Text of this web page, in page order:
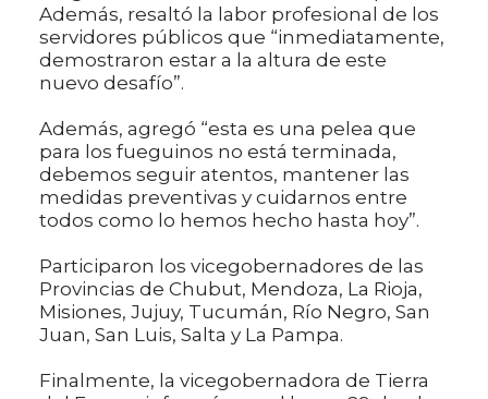
Además, resaltó la labor profesional de los
servidores públicos que “inmediatamente,
demostraron estar a la altura de este
nuevo desafío”.
Además, agregó “esta es una pelea que
para los fueguinos no está terminada,
debemos seguir atentos, mantener las
medidas preventivas y cuidarnos entre
todos como lo hemos hecho hasta hoy”.
Participaron los vicegobernadores de las
Provincias de Chubut, Mendoza, La Rioja,
Misiones, Jujuy, Tucumán, Río Negro, San
Juan, San Luis, Salta y La Pampa.
Finalmente, la vicegobernadora de Tierra